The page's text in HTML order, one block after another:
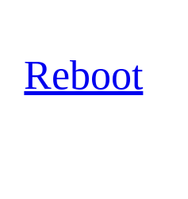
innhold
Reboot